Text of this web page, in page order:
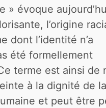
» évoque
l’origine
dont l’identité n’a
été formellement
terme est ainsi de
à la dignité de la
et peut être